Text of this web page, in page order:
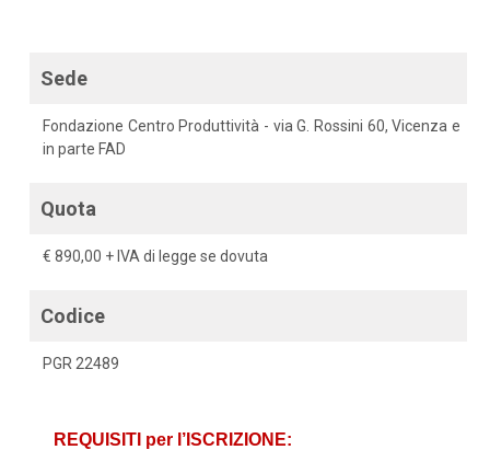
Sede
Fondazione Centro Produttività - via G. Rossini 60, Vicenza e
in parte FAD
Quota
€ 890,00 + IVA di legge se dovuta
Codice
PGR 22489
REQUISITI per l’ISCRIZIONE: